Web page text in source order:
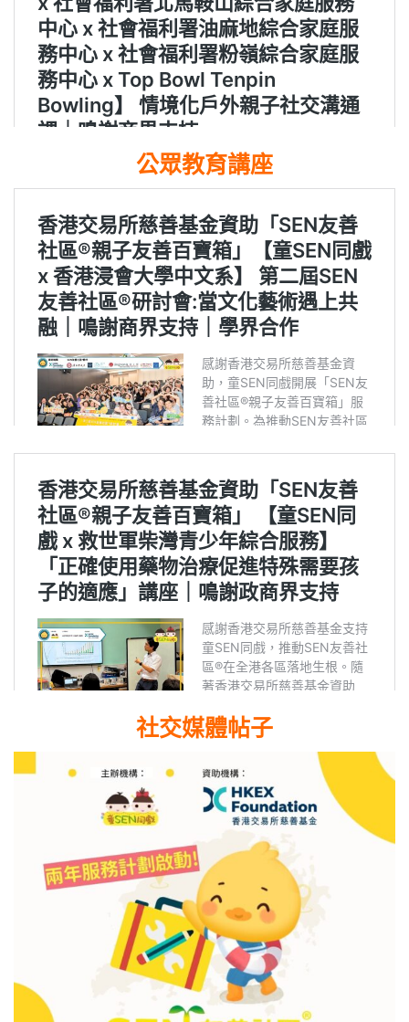
公眾教育講座
社交媒體帖子